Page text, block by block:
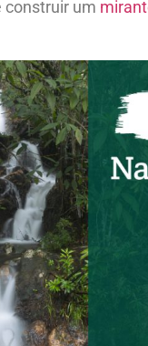
construir um